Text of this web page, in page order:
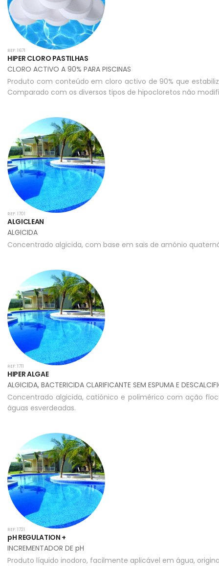
REF: 1671
HIPER CLORO PASTILHAS
CLORO ACTIVO A 90% PARA PISCINAS
Produto com conteúdo em cloro activo de 90% que
Comparado com os diversos tipos de hipocloretos não
REF: 1701
ALGICLEAN
ALGICIDA
Concentrado algicida, com base em sais de amónio
REF: 1711
HIPER ALGAE
ALGICIDA, BACTERICIDA CLARIFICANTE SEM ESPUMA E
Concentrado algicida, catiónico e polimérico com ação
águas esverdeadas.
REF: 1721
pH REGULATION +
INCREMENTADOR DE pH
Produto líquido inodoro, facilmente aplicável em água,